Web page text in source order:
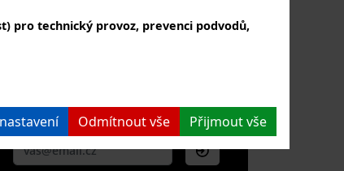
pro technický provoz, prevenci podvodů,
Odmítnout vše Přijmout vše
PŘIHLAŠTE SE K NÁM
a k odběru našeho newsletteru